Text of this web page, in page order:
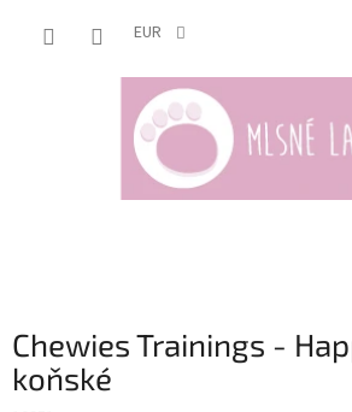
EUR
Chewies Trainings -
koňské